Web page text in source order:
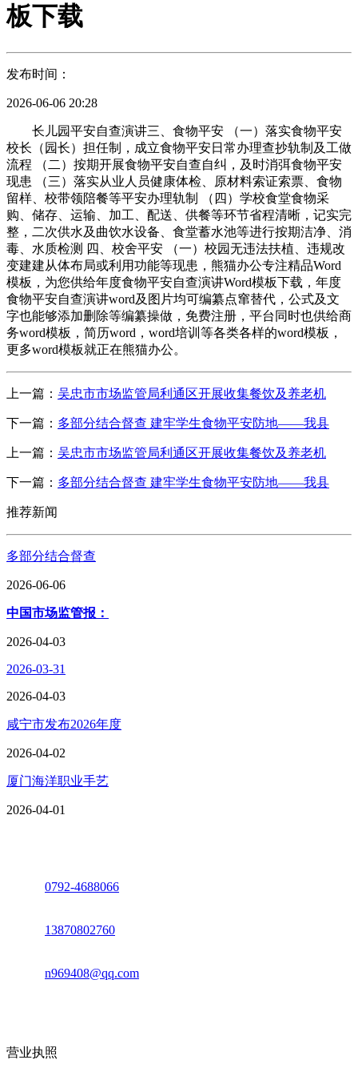
板下载
发布时间：
2026-06-06 20:28
长儿园平安自查演讲三、食物平安 （一）落实食物平安
校长（园长）担任制，成立食物平安日常办理查抄轨制及工做
流程 （二）按期开展食物平安自查自纠，及时消弭食物平安
现患 （三）落实从业人员健康体检、原材料索证索票、食物
留样、校带领陪餐等平安办理轨制 （四）学校食堂食物采
购、储存、运输、加工、配送、供餐等环节省程清晰，记实完
整，二次供水及曲饮水设备、食堂蓄水池等进行按期洁净、消
毒、水质检测 四、校舍平安 （一）校园无违法扶植、违规改
变建建从体布局或利用功能等现患，熊猫办公专注精品Word
模板，为您供给年度食物平安自查演讲Word模板下载，年度
食物平安自查演讲word及图片均可编纂点窜替代，公式及文
字也能够添加删除等编纂操做，免费注册，平台同时也供给商
务word模板，简历word，word培训等各类各样的word模板，
更多word模板就正在熊猫办公。
上一篇： 吴忠市市场监管局利通区开展收集餐饮及养老机
下一篇： 多部分结合督查 建牢学生食物平安防地——我县
上一篇： 吴忠市市场监管局利通区开展收集餐饮及养老机
下一篇： 多部分结合督查 建牢学生食物平安防地——我县
推荐新闻
多部分结合督查
2026-06-06
中国市场监管报：
2026-04-03
2026-03-31
2026-04-03
咸宁市发布2026年度
2026-04-02
厦门海洋职业手艺
2026-04-01
0792-4688066
13870802760
n969408@qq.com
营业执照